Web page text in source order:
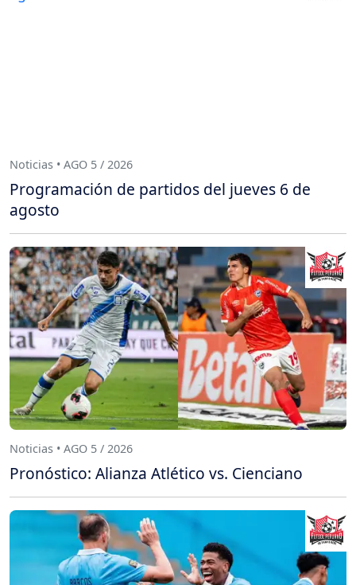
Noticias • AGO 5 / 2026
Programación de partidos del jueves 6 de
agosto
Noticias • AGO 5 / 2026
Pronóstico: Alianza Atlético vs. Cienciano